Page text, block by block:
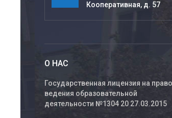
Кооперативная, д. 57
О НАС
Государственная лицензия на право
ведения образовательной
деятельности №1304 20 27.03.2015